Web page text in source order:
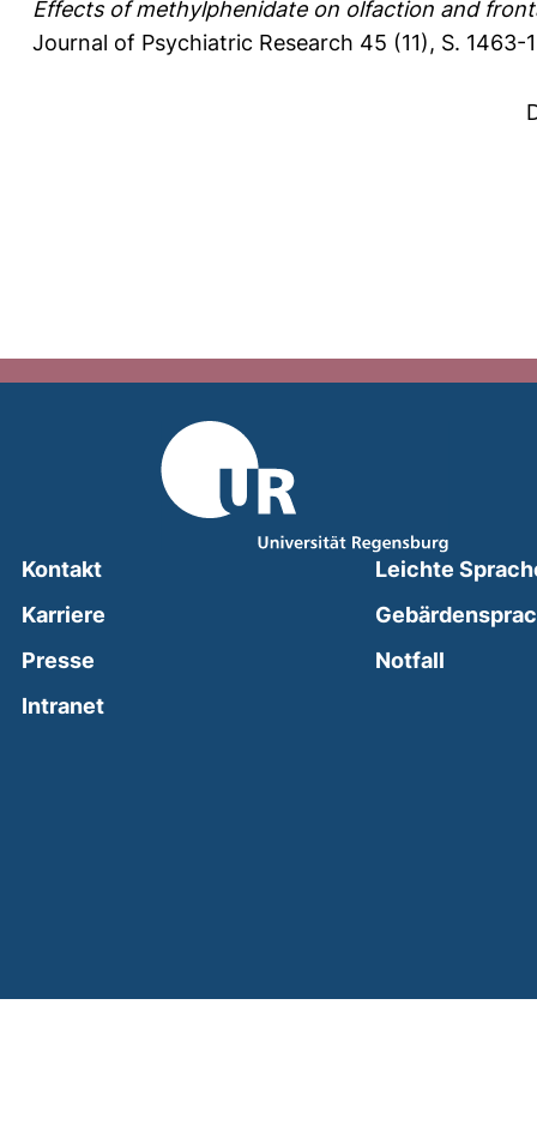
Effects of methylphenidate on olfaction and
Journal of Psychiatric Research 45 (11), S. 1463-
Kontakt
Karriere
Presse
Intranet(external link, opens in a new window)
Leichte
Notfall